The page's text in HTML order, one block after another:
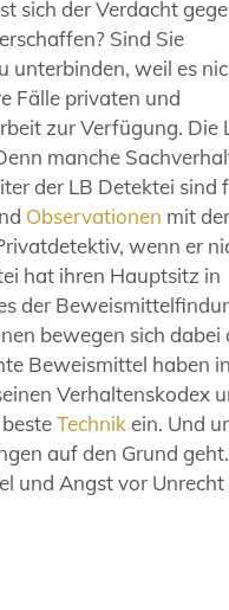
sich der Verdacht
Sind Sie
unterbinden, weil es
Fälle privaten und
zur Verfügung. Die
manche
der LB Detektei sind
Observationen mit der
wenn er
hat ihren Hauptsitz in
der
bewegen sich dabei
Beweismittel haben in
Verhaltenskodex
Technikein. Und
auf den Grund
und Angst vor Unrecht